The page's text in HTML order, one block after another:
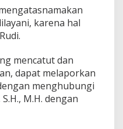
karena hal
mencatut dan
dapat melaporkan
menghubungi
M.H. dengan